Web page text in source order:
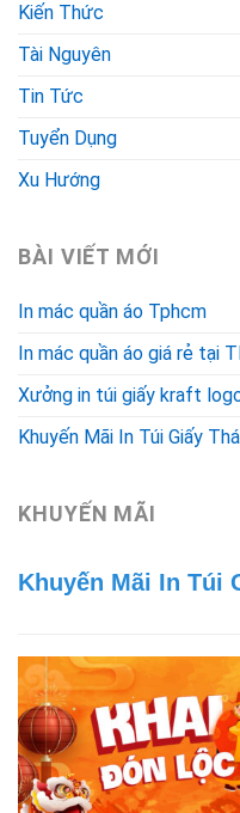
Kiến Thức
Tài Nguyên
Tin Tức
Tuyển Dụng
Xu Hướng
BÀI VIẾT MỚI
In mác quần áo Tphcm
In mác quần áo giá rẻ tại
Xưởng in túi giấy kraft
Khuyến Mãi In Túi Giấy
KHUYẾN MÃI
Khuyến Mãi In Túi